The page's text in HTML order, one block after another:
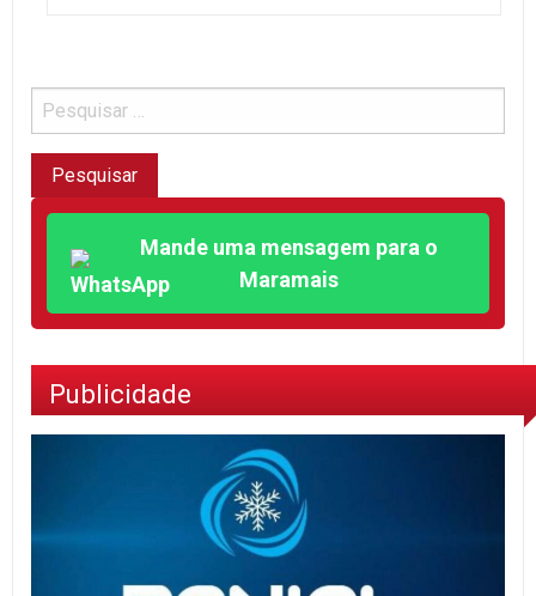
Mande uma mensagem para o
Maramais
Publicidade